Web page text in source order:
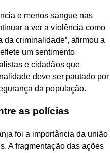
e menos sangue nas
a ver a violência como
criminalidade”, afirmou a
um sentimento
e cidadãos que
deve ser pautado por
da população.
as polícias
foi a importância da união
A fragmentação das ações